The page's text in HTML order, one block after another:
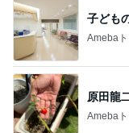
子ども
Ameba
原田龍
Ameba